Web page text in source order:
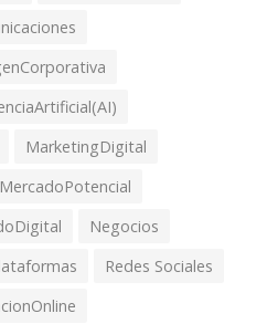
MarketingDigital
MercadoPotencial
Negocios
Redes Sociales